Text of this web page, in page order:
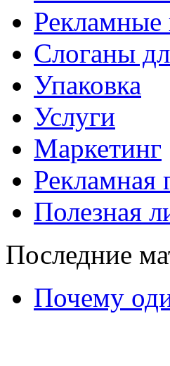
Рекламные
Слоганы
Упаковка
Услуги
Маркетинг
Рекламная
Полезная
Последние
Почему